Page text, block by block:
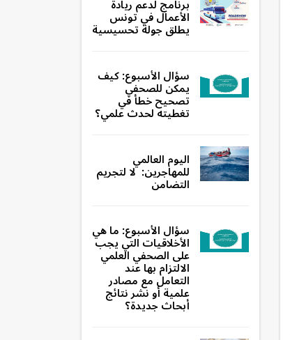
برنامج لدعم ريادة
الأعمال في تونس
يطلق جولة تحسيسية
سؤال الأسبوع: كيف
يمكن للصحفي
تصحيح خطأ في
تغطيته لحدث علمي؟
اليوم العالمي
للمهاجرين: لا لتجريم
التضامن
سؤال الأسبوع: ما هي
الأخلاقيات التي يجب
على الصحفي العلمي
الالتزام بها عند
التعامل مع مصادر
علمية أو نشر نتائج
أبحاث جديدة؟